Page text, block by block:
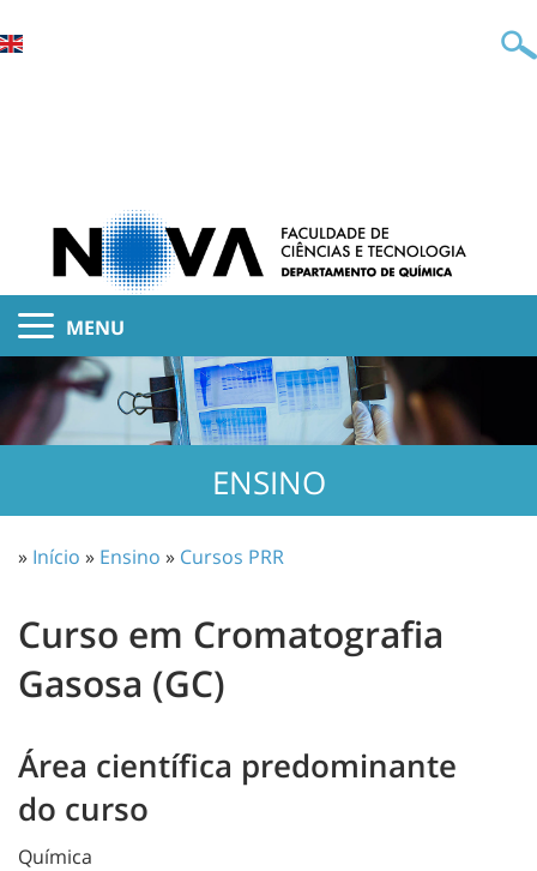
MENU
ENSINO
» Início » Ensino » Cursos PRR
Curso em Cromatografia
Gasosa (GC)
Área científica predominante
do curso
Química